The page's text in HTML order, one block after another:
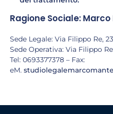
Ragione Sociale:
Sede Legale: Via Filippo Re,
Sede Operativa: Via Filippo
Tel: 0693377378 – Fax:
eM.